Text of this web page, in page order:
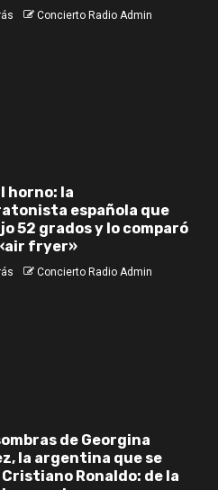
Concierto Radio Admin
horno: la
española que
52 grados y lo comparó
fryer»
Concierto Radio Admin
de Georgina
la argentina que se
Ronaldo: de la